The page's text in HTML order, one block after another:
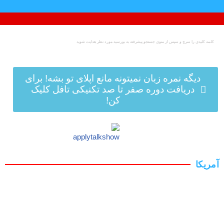
پرش
به
دیگه نمره زبان نمیتونه مانع اپلای تو بشه! برای
دریافت دوره صفر تا صد تکنیکی تافل کلیک
کن!
آمریکا